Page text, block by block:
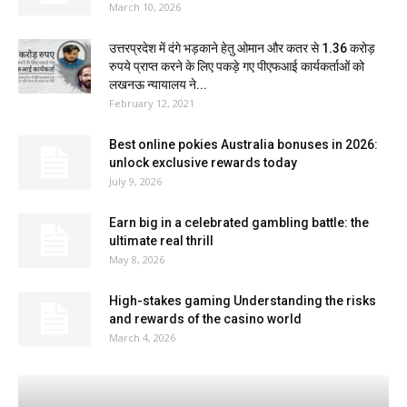
March 10, 2026
उत्तरप्रदेश में दंगे भड़काने हेतु ओमान और कतर से 1.36 करोड़
रुपये प्राप्त करने के लिए पकड़े गए पीएफआई कार्यकर्ताओं को
लखनऊ न्यायालय ने...
February 12, 2021
Best online pokies Australia bonuses in 2026:
unlock exclusive rewards today
July 9, 2026
Earn big in a celebrated gambling battle: the
ultimate real thrill
May 8, 2026
High-stakes gaming Understanding the risks
and rewards of the casino world
March 4, 2026